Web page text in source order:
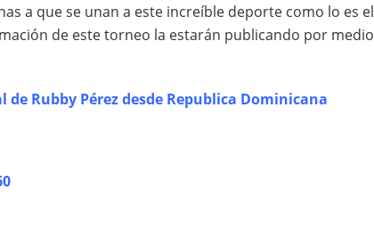
a que se unan a este increíble deporte como lo es el
de este torneo la estarán publicando por medio
Rubby Pérez desde Republica Dominicana